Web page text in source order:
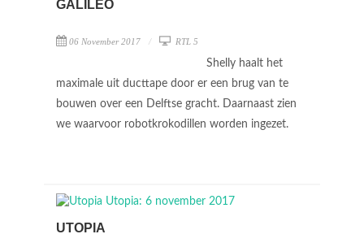
GALILEO
06 November 2017 RTL 5
Shelly haalt het
maximale uit ducttape door er een brug van te
bouwen over een Delftse gracht. Daarnaast zien
we waarvoor robotkrokodillen worden ingezet.
UTOPIA